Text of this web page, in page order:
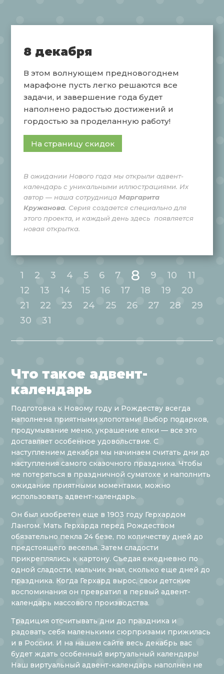
8 декабря
В этом волнующем предновогоднем
марафоне пусть легко решаются все
задачи, и завершение года будет
наполнено радостью достижений и
гордостью за проделанную работу!
На страницу скидок
В ожидании Нового года мы открыли адвент-
календарь с уникальными иллюстрациями. Их
автор — наша сотрудница Маргарита
Кружанова. Серия создается специально для
этого проекта, и каждый день здесь появляется
новая открытка.
1 2 3 4 5 6 7 8 9 10
11
12
13 14 15 16 17 18 19
20
21
22 23 24 25 26 27 28
29
30
31
Что такое адвент-
календарь
Подготовка к Новому году и Рождеству всегда
наполнена приятными хлопотами! Выбор подарков,
продумывание меню, украшение елки — все это
доставляет особенное удовольствие. С
наступлением декабря мы начинаем считать дни до
наступления самого сказочного праздника. Чтобы
не потеряться в праздничной суматохе и наполнить
ожидание приятными моментами, можно
использовать адвент-календарь.
Он был изобретен еще в 1903 году Герхардом
Лангом. Мать Герхарда перед Рождеством
обязательно пекла 24 безе, по количеству дней до
предстоящего веселья. Затем сладости
прикреплялись к картону. Съедая ежедневно по
одной сладости, мальчик знал, сколько еще дней до
праздника. Когда Герхард вырос, свои детские
воспоминания он превратил в первый адвент-
календарь массового производства.
Традиция отсчитывать дни до праздника и
радовать себя маленькими сюрпризами прижилась
и в России. И на нашем сайте весь декабрь вас
будет ждать особенный виртуальный календарь!
Наш виртуальный адвент-календарь наполнен не